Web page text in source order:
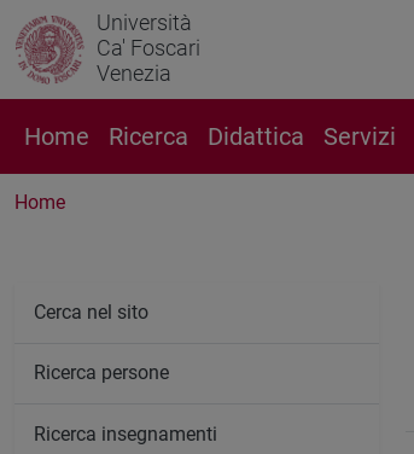
Università
Ca' Foscari
Venezia
Home Ricerca Didattica Servizi
Home
Cerca nel sito
Ricerca persone
Ricerca insegnamenti